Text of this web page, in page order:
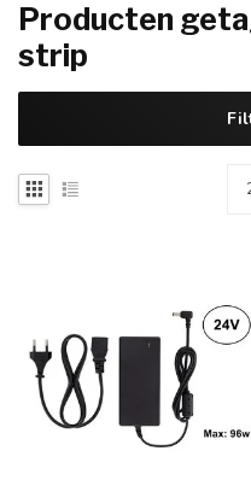
Producten
strip